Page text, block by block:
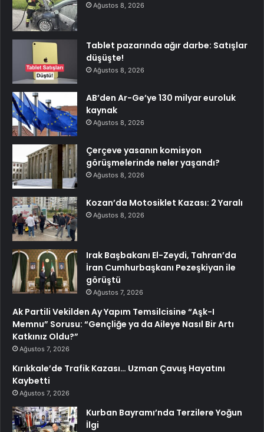
Ağustos 8, 2026
Tablet pazarında ağır darbe: Satışlar
düşüşte!
Ağustos 8, 2026
AB’den Ar-Ge’ye 130 milyar euroluk
kaynak
Ağustos 8, 2026
Çerçeve yasanın komisyon
görüşmelerinde neler yaşandı?
Ağustos 8, 2026
Kozan’da Motosiklet Kazası: 2 Yaralı
Ağustos 8, 2026
Irak Başbakanı El-Zeydi, Tahran’da
İran Cumhurbaşkanı Pezeşkiyan ile
görüştü
Ağustos 7, 2026
Ak Partili Vekilden Ay Yapım Temsilcisine “Aşk-I
Memnu” Sorusu: “Gençliğe ya da Aileye Nasıl Bir Artı
Katkınız Oldu?”
Ağustos 7, 2026
Kırıkkale’de Trafik Kazası… Uzman Çavuş Hayatını
Kaybetti
Ağustos 7, 2026
Kurban Bayramı’nda Terzilere Yoğun
İlgi